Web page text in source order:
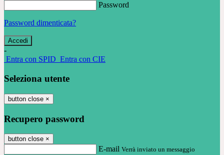
Password
Password dimenticata?
-
Entra con SPID Entra con CIE
Seleziona utente
button close ×
Recupero password
button close ×
E-mail Verrà inviato un messaggio